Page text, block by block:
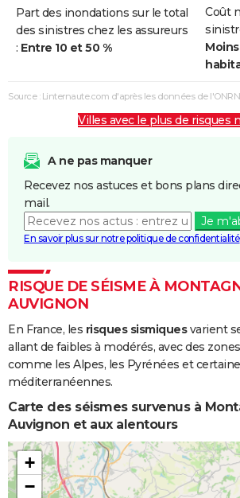
Inondations
et/ou
Coulées de
25/12/1999 29/12/1999
Boue
Part des inondations sur le total
des sinistres chez les assureurs
: Entre 10 et 50 %
Coût
Source : Linternaute.com d'après les données de l'ONRN
Villes avec le plus de risques
A ne pas manquer
Recevez nos astuces et bons plans
mail.
Je
En savoir plus sur notre politique de confidentialité
RISQUE DE SÉISME À
AUVIGNON
En France, les risques sismiquesvarient
allant de faibles à modérés, avec des
comme les Alpes, les Pyrénées et
méditerranéennes.
Carte des séismes survenus à
Auvignon et aux alentours
+
−